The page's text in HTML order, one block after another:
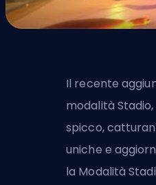
Il recente
modalità
spicco,
uniche e
la Modalità